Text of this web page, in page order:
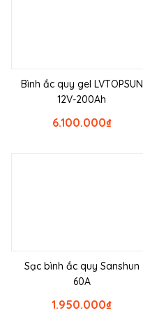
Bình ắc quy gel LVTOPSUN
12V-200Ah
₫
6.100.000
Sạc bình ắc quy Sanshun
60A
₫
1.950.000